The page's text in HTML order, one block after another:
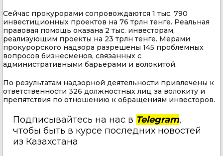
Сейчас прокурорами сопровождаются 1 тыс. 790
инвестиционных проектов на 76 трлн тенге. Реальная
правовая помощь оказана 2 тыс. инвесторам,
реализующим проекты на 23 трлн тенге. Мерами
прокурорского надзора разрешены 145 проблемных
вопросов бизнесменов, связанных с
административными барьерами и волокитой.
По результатам надзорной деятельности привлечены к
ответственности 326 должностных лиц за волокиту и
препятствия по отношению к обращениям инвесторов.
Подписывайтесь на нас в Telegram,
чтобы быть в курсе последних новостей
из Казахстана